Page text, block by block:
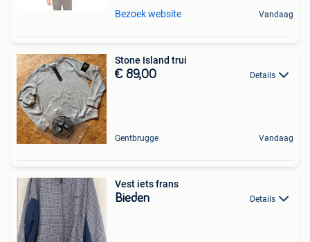
Bezoek website Vandaag
Stone Island trui
€ 89,00 Details
Gentbrugge Vandaag
Vest iets frans
Bieden Details